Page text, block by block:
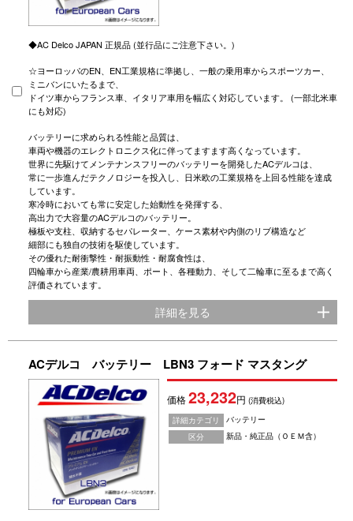
◆AC Delco JAPAN 正規品 (並行品にご注意下さい。)
☆ヨーロッパのEN、EN工業規格に準拠し、一般の乗用車からスポーツカー、
ミニバンにいたるまで、
ドイツ車からフランス車、イタリア車用を幅広く対応しています。 (一部北米車
にも対応)
バッテリーに求められる性能と品質は、
車両や機器のエレクトロニクス化に伴ってますます高くなっています。
世界に先駆けてメンテナンスフリーのバッテリーを開発したACデルコは、
常に一歩進んだテクノロジーを投入し、日米欧の工業規格を上回る性能を達成
しています。
寒冷時においても常に安定した始動性を発揮する、
高出力で大容量のACデルコのバッテリー。
極板や支柱、収納するセパレーター、ケース素材や内側のリブ構造など
細部にも独自の技術を駆使しています。
その優れた耐衝撃性・耐振動性・耐腐食性は、
四輪車から産業/農耕用車両、ポート、各種動力、そして二輪車に至るまで高く
評価されています。
詳細を見る
ACデルコ バッテリー LBN3 フォード マスタング
価格23,232円(消費税込)
詳細カテゴリ
バッテリー
区分
新品・純正品（ＯＥＭ含）